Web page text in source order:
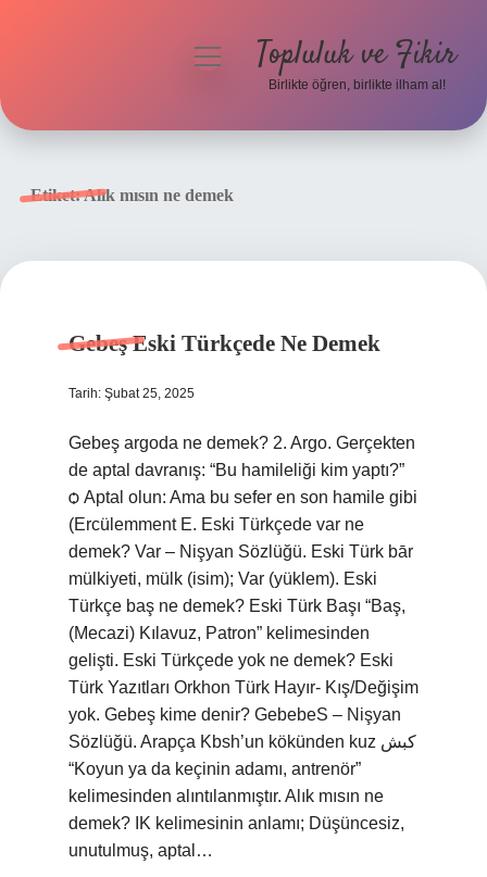
menüyüTopluluk ve Fikir
Birlikte öğren, birlikte ilham al!
Etiket:Alık mısın ne demek
Gebeş Eski Türkçede Ne Demek
Tarih: Şubat 25, 2025
Gebeş argoda ne demek? 2. Argo. Gerçekten
de aptal davranış: “Bu hamileliği kim yaptı?”
ѻ Aptal olun: Ama bu sefer en son hamile gibi
(Ercülemment E. Eski Türkçede var ne
demek? Var – Nişyan Sözlüğü. Eski Türk bār
mülkiyeti, mülk (isim); Var (yüklem). Eski
Türkçe baş ne demek? Eski Türk Başı “Baş,
(Mecazi) Kılavuz, Patron” kelimesinden
gelişti. Eski Türkçede yok ne demek? Eski
Türk Yazıtları Orkhon Türk Hayır- Kış/Değişim
yok. Gebeş kime denir? GebebeS – Nişyan
Sözlüğü. Arapça Kbsh’un kökünden kuz كبش
“Koyun ya da keçinin adamı, antrenör”
kelimesinden alıntılanmıştır. Alık mısın ne
demek? IK kelimesinin anlamı; Düşüncesiz,
unutulmuş, aptal…